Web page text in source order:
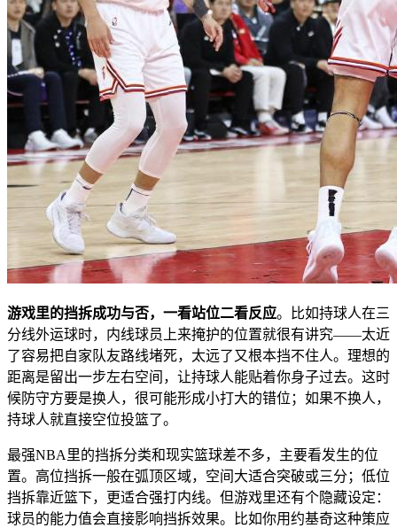
游戏里的挡拆成功与否，一看站位二看反应。比如持球人在三
分线外运球时，内线球员上来掩护的位置就很有讲究——太近
了容易把自家队友路线堵死，太远了又根本挡不住人。理想的
距离是留出一步左右空间，让持球人能贴着你身子过去。这时
候防守方要是换人，很可能形成小打大的错位；如果不换人，
持球人就直接空位投篮了。
最强NBA里的挡拆分类和现实篮球差不多，主要看发生的位
置。高位挡拆一般在弧顶区域，空间大适合突破或三分；低位
挡拆靠近篮下，更适合强打内线。但游戏里还有个隐藏设定：
球员的能力值会直接影响挡拆效果。比如你用约基奇这种策应